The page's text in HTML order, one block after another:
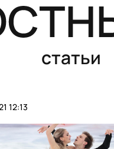
статьи
12:13
стать влогером